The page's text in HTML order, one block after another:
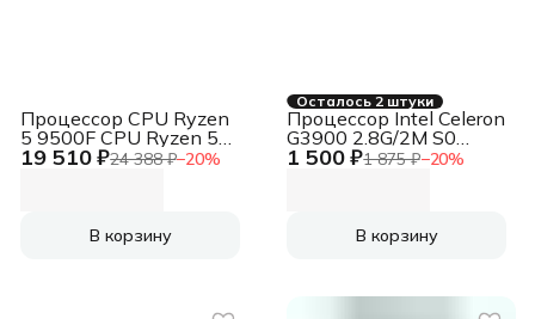
19 510 ₽24 388 ₽−20%
Процессор CPU Ryzen
5 9500F CPU Ryzen 5
9500F
В корзину
Осталось 2 штуки
1 500 ₽1 875 ₽−20%
Процессор Intel Celeron
G3900 2.8G/2M S0
SR2HV
В корзину